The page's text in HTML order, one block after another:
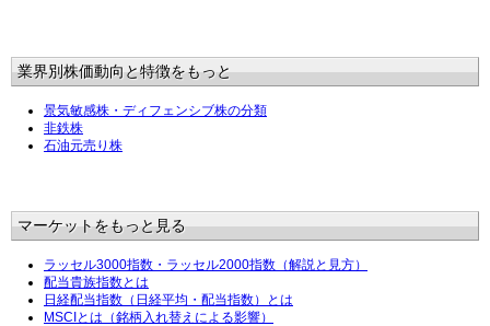
業界別株価動向と特徴をもっと
景気敏感株・ディフェンシブ株の分類
非鉄株
石油元売り株
マーケットをもっと見る
ラッセル3000指数・ラッセル2000指数（解説と見方）
配当貴族指数とは
日経配当指数（日経平均・配当指数）とは
MSCIとは（銘柄入れ替えによる影響）